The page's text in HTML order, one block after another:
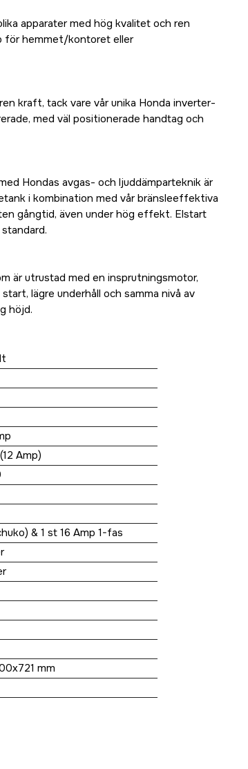
apparater med hög kvalitet och ren
för hemmet/kontoret eller
kraft, tack vare vår unika Honda inverter-
med väl positionerade handtag och
Hondas avgas- och ljuddämparteknik är
i kombination med vår bränsleeffektiva
gångtid, även under hög effekt. Elstart
är utrustad med en insprutningsmotor,
lägre underhåll och samma nivå av
höjd.
Amp)
& 1 st 16 Amp 1-fas
mm